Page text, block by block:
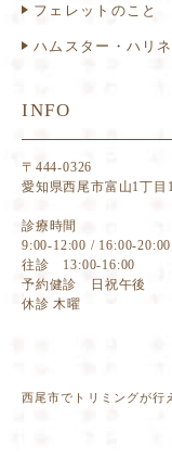
フェレットのこと
ハムスター・ハリ
INFO
〒444-0326
愛知県西尾市富山1丁目
診療時間
9:00-12:00 / 16:00-20:00
往診 13:00-16:00
予約健診 日祝午後
休診 木曜
西尾市でトリミングが